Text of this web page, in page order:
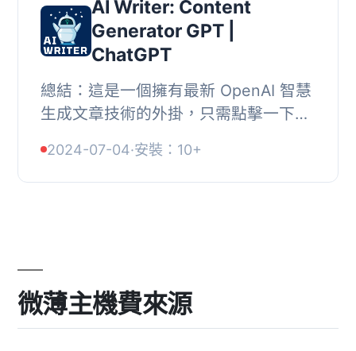
AI Writer: Content
Generator GPT |
ChatGPT
總結：這是一個擁有最新 OpenAI 智慧
生成文章技術的外掛，只需點擊一下，
單、快速，能夠節省時間和提高效率。,
, 問題與答...
2024-07-04·安裝：10+
微薄主機費來源